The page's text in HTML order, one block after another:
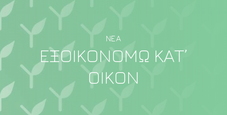
ΝΈΑ
ΕΞΟΙΚΟΝΟΜΏ ΚΑΤ’
ΟΊΚΟΝ